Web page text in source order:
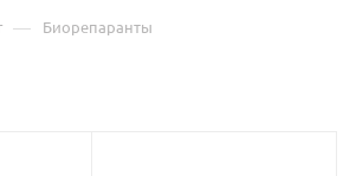
— Биорепаранты